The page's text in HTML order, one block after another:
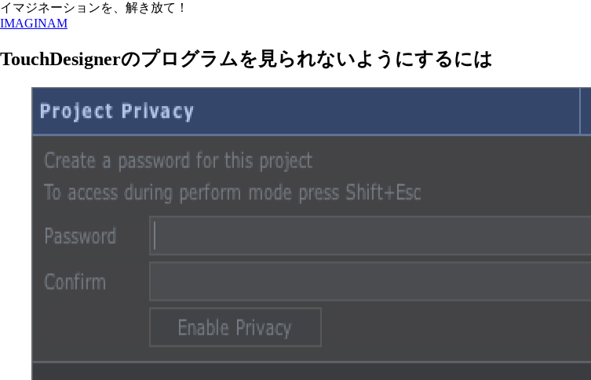
イマジネーションを、解き放て！
IMAGINAM
TouchDesignerのプログラムを見られないようにするには